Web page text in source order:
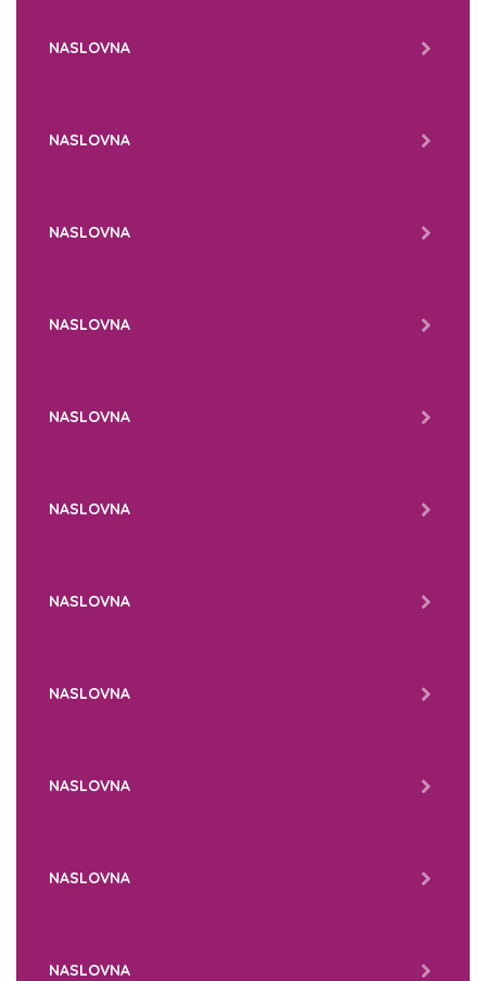
NASLOVNA
NASLOVNA
NASLOVNA
NASLOVNA
NASLOVNA
NASLOVNA
NASLOVNA
NASLOVNA
NASLOVNA
NASLOVNA
NASLOVNA